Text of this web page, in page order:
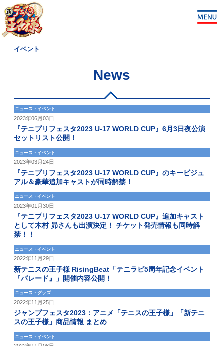
イベント
News
ニュース・イベント
2023年06月03日
『テニプリフェスタ2023 U-17 WORLD CUP』6月3日夜公演
セットリスト公開！
ニュース・イベント
2023年03月24日
『テニプリフェスタ2023 U-17 WORLD CUP』のキービジュ
アル＆豪華追加キャストが同時解禁！
ニュース・イベント
2023年01月30日
『テニプリフェスタ2023 U-17 WORLD CUP』追加キャスト
として木村 昴さんも出演決定！ チケット発売情報も同時解
禁！！
ニュース・イベント
2022年11月29日
新テニスの王子様 RisingBeat「テニラビ5周年記念イベント
『パレード』」開催内容公開！
ニュース・グッズ
2022年11月25日
ジャンプフェスタ2023：アニメ「テニスの王子様」「新テニ
スの王子様」商品情報 まとめ
ニュース・イベント